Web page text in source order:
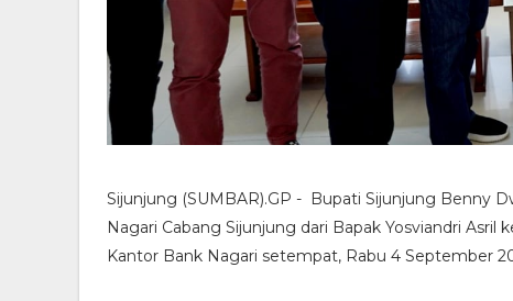
Sijunjung (SUMBAR).GP - Bupati Sijunjung Benny
Nagari Cabang Sijunjung dari Bapak Yosviandri Asril
Kantor Bank Nagari setempat, Rabu 4 September